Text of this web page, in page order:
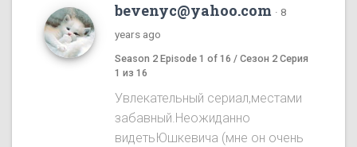
bevenyc@yahoo.com · 8
years ago
Season 2 Episode 1 of 16 / Сезон 2 Серия
1 из 16
Увлекательный сериал,местами
забавный.Неожиданно
видетьЮшкевича (мне он очень